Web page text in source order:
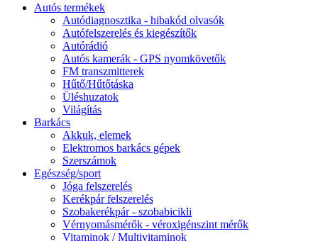
Autós termékek
Autódiagnosztika - hibakód olvasók
Autófelszerelés és kiegészítők
Autórádió
Autós kamerák - GPS nyomkövetők
FM transzmitterek
Hűtő/Hűtőtáska
Üléshuzatok
Világítás
Barkács
Akkuk, elemek
Elektromos barkács gépek
Szerszámok
Egészség/sport
Jóga felszerelés
Kerékpár felszerelés
Szobakerékpár - szobabicikli
Vérnyomásmérők - véroxigénszint mérők
Vitaminok / Multivitaminok